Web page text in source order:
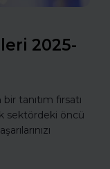
2025-
tanıtım fırsatı
sektördeki öncü